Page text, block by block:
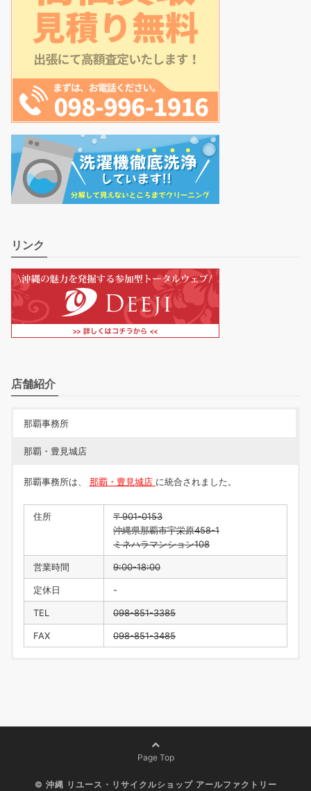
リンク
店舗紹介
那覇事務所
那覇・豊見城店
那覇事務所は、 那覇・豊見城店 に統合されました。
住所
〒901-0153
沖縄県那覇市宇栄原458-1
ミネハラマンション108
営業時間 9:00-18:00
定休日 -
TEL 098-851-3385
FAX 098-851-3485
定休日 水曜日・年末年始
098-996-1916
Page Top
© 沖縄 リユース・リサイクルショップ アールファクトリー